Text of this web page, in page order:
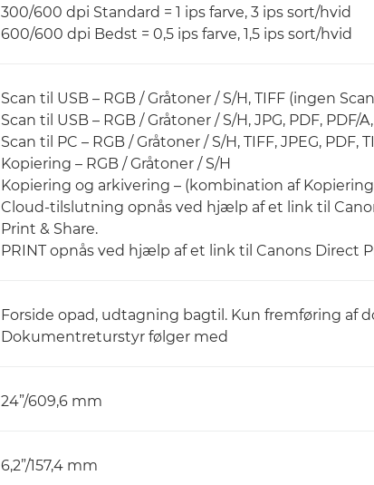
300/600 dpi Standard = 1 ips farve, 3 ips sort/hvid
600/600 dpi Bedst = 0,5 ips farve, 1,5 ips sort/hvid
Scan til USB – RGB / Gråtoner / S/H, TIFF (ingen
Scan til USB – RGB / Gråtoner / S/H, JPG, PDF,
Scan til PC – RGB / Gråtoner / S/H, TIFF, JPEG, PDF,
Kopiering – RGB / Gråtoner / S/H
Kopiering og arkivering – (kombination af
Cloud-tilslutning opnås ved hjælp af et link til
Print & Share.
PRINT opnås ved hjælp af et link til Canons Direct
Forside opad, udtagning bagtil. Kun fremføring af
Dokumentreturstyr følger med
24”/609,6 mm
6,2”/157,4 mm